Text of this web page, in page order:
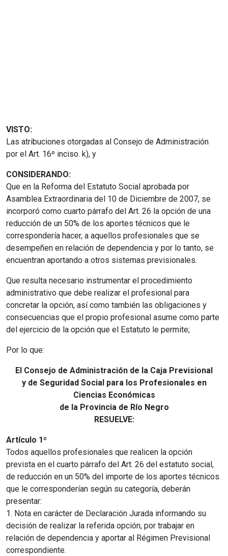
VISTO:
Las atribuciones otorgadas al Consejo de Administración
por el Art. 16º inciso. k), y
CONSIDERANDO:
Que en la Reforma del Estatuto Social aprobada por
Asamblea Extraordinaria del 10 de Diciembre de 2007, se
incorporó como cuarto párrafo del Art. 26 la opción de una
reducción de un 50% de los aportes técnicos que le
correspondería hacer, a aquellos profesionales que se
desempeñen en relación de dependencia y por lo tanto, se
encuentran aportando a otros sistemas previsionales.
Que resulta necesario instrumentar el procedimiento
administrativo que debe realizar el profesional para
concretar la opción, así como también las obligaciones y
consecuencias que el propio profesional asume como parte
del ejercicio de la opción que el Estatuto le permite;
Por lo que:
El Consejo de Administración de la Caja Previsional
y de Seguridad Social para los Profesionales en
Ciencias Económicas
de la Provincia de Río Negro
RESUELVE:
Artículo 1º
Todos aquellos profesionales que realicen la opción
prevista en el cuarto párrafo del Art. 26 del estatuto social,
de reducción en un 50% del importe de los aportes técnicos
que le corresponderían según su categoría, deberán
presentar:
1. Nota en carácter de Declaración Jurada informando su
decisión de realizar la referida opción, por trabajar en
relación de dependencia y aportar al Régimen Previsional
correspondiente.